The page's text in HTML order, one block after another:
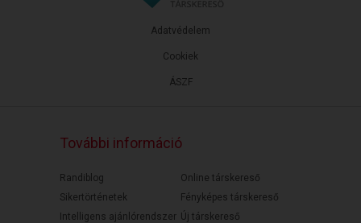
ÁSZF
Adatvédelem
Cookiek
További információ
Randiblog
Sikertörténetek
Intelligens ajánlórendszer
Online társkereső
Fényképes társkereső
Új társkereső